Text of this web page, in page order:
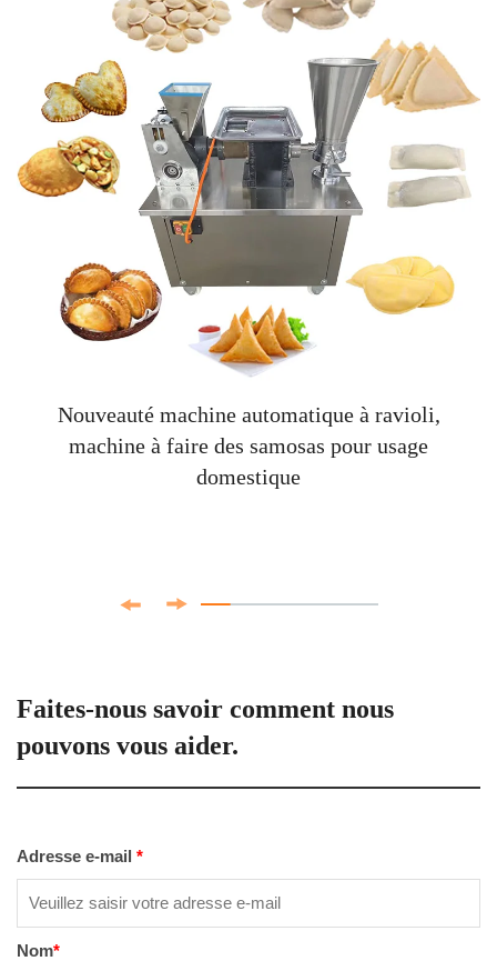
Nouveauté machine automatique à ravioli,
machine à faire des samosas pour usage
domestique
Faites-nous savoir comment nous
pouvons vous aider.
Adresse e-mail *
Nom*